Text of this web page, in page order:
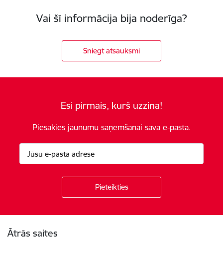
Vai šī informācija bija noderīga?
Sniegt atsauksmi
Esi pirmais, kurš uzzina!
Piesakies jaunumu saņemšanai savā e-pastā.
Ātrās saites